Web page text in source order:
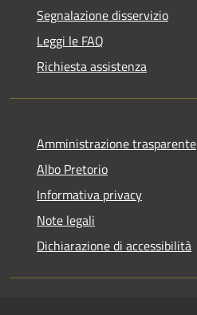
Segnalazione disservizio
Leggi le FAQ
Richiesta assistenza
Amministrazione trasparente
Albo Pretorio
Informativa privacy
Note legali
Dichiarazione di accessibilità